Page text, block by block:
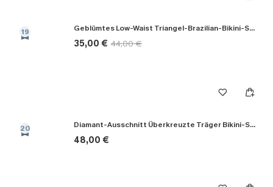
19 Geblümtes Low-Waist Triangel-Brazilian-Bikini-Set
35,00 € 44,00 €
20 Diamant-Ausschnitt Überkreuzte Träger Bikini-Set in Schwarz
48,00 €